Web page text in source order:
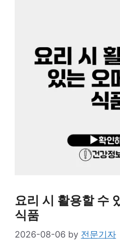
요리 시 활용할 수
식품
2026-08-06 by 전문기자